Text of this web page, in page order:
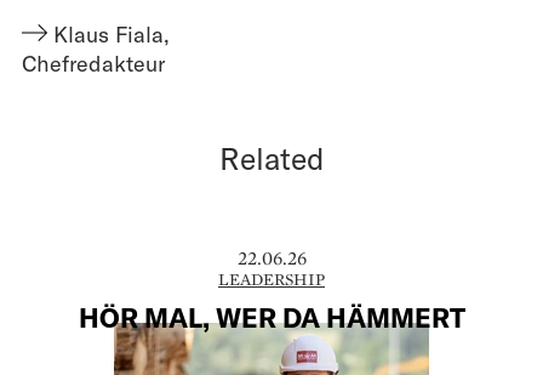
Klaus Fiala,
Chefredakteur
Related
22.06.26
LEADERSHIP
HÖR MAL, WER DA HÄMMERT